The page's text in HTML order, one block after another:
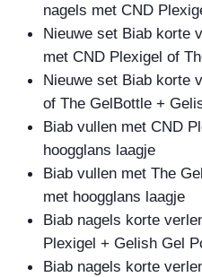
nagels met CND
Nieuwe set Biab korte
met CND Plexigel of
Nieuwe set Biab korte
of The GelBottle +
Biab vullen met CND
hoogglans laagje
Biab vullen met The
met hoogglans laagje
Biab nagels korte
Plexigel + Gelish Gel
Biab nagels korte